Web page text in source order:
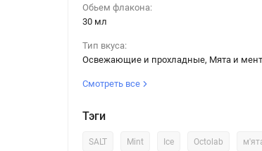
Обьем флакона:
30 мл
Тип вкуса:
Освежающие и прохладные, Мята и
Смотреть все
Тэги
SALT Mint Ice Octolab